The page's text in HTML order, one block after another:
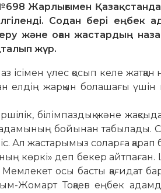
Жарлығымен
Содан бері еңбек
және оған жастардың
жүр.
ісімен үлес қосып келе
елдің жарқын болашағы
білімпаздық және
бойынан табылады.
Ал жаста­рымыз соларға қарап
көркі» деп бе­­кер
Мемлекет осы басты қағидат
Жомарт Тоқаев еңбек